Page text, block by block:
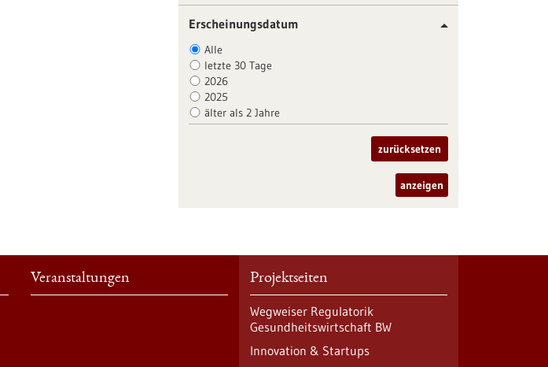
Erscheinungsdatum
Alle
letzte 30 Tage
2026
2025
älter als 2 Jahre
zurücksetzen
anzeigen
Veranstaltungen Projektseiten
Wegweiser Regulatorik
Gesundheitswirtschaft BW
Innovation & Startups